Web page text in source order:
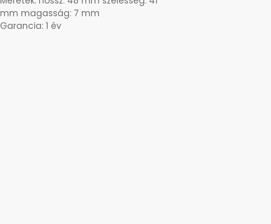
mm magasság: 7 mm
Garancia: 1 év